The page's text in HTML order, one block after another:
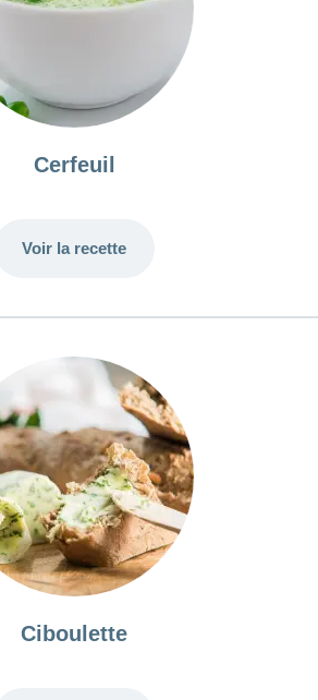
Cerfeuil
Voir la recette
Ciboulette